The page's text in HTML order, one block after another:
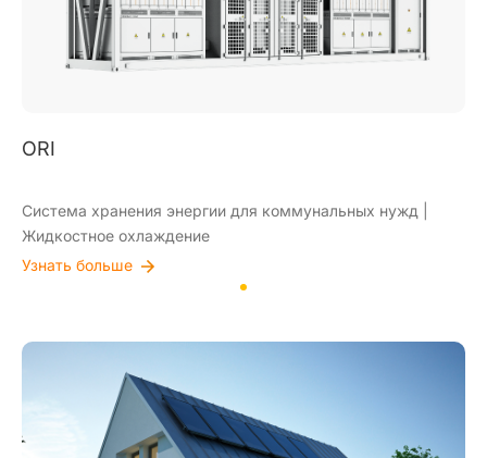
ORI
Система хранения энергии для коммунальных нужд |
Жидкостное охлаждение
Узнать больше